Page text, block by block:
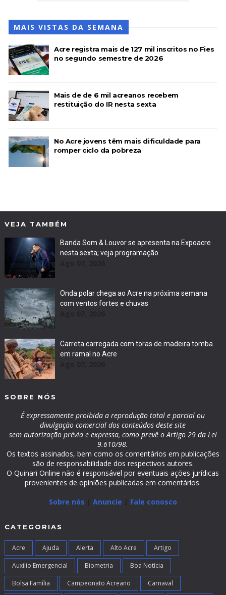
MAIS VISTAS DA SEMANA
Acre registra mais de 127 mil inscritos no Fies
no segundo semestre de 2026
Mais de de 6 mil acreanos recebem
restituição do IR nesta sexta
No Acre jovens têm mais dificuldade para
romper ciclo da pobreza
VEJA TAMBÉM
Banda Som & Louvor se apresenta na Expoacre
nesta sexta; veja programação
Onda polar chega ao Acre na próxima semana
com ventos fortes e chuvas
Carreta carregada com toras de madeira tomba
em ramal no Acre
SOBRE NÓS
É expressamente proibida a reprodução total e parcial ou
divulgação comercial dos conteúdos deste site
sem autorização prévia e expressa, como prevê o Artigo 29 da Lei
9.610/98.
Os textos assinados, bem como os comentários em publicações
são de responsabilidade dos respectivos autores.
O Quinari Online não é responsável por eventuais ações jurídicas
provenientes de opiniões publicadas em comentários.
Sobre nós
Anuncie Fale conosco
CATEGORIAS
Acre Ajuda Alerta Alto Acre Artigo
Auxilio Emergencial Biometria Boa Notícia
Bolsa Família Campeonato Acreano Carnaval